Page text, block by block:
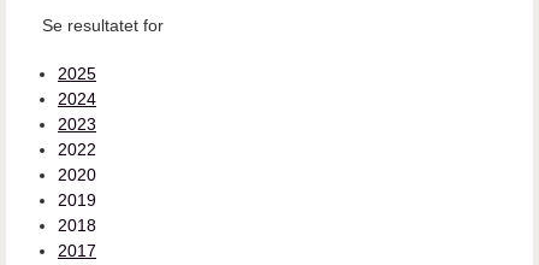
Se resultatet for
2025
2024
2023
2022
2020
2019
2018
2017